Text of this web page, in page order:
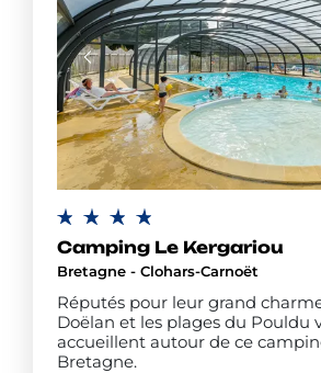
Camping Le Kergariou
Bretagne - Clohars-Carnoët
Réputés pour leur grand
Doëlan et les plages du Pouldu
accueillent autour de ce
Bretagne.